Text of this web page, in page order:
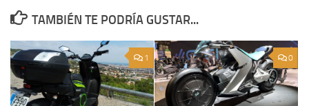
TAMBIÉN TE PODRÍA GUSTAR...
1 0